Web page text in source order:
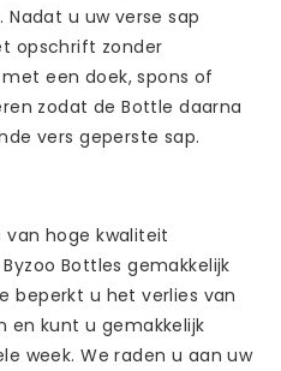
u uw verse sap
opschrift zonder
een doek, spons of
zodat de Bottle daarna
vers geperste sap.
hoge kwaliteit
Bottles gemakkelijk
beperkt u het verlies van
en kunt u gemakkelijk
week. We raden u aan uw